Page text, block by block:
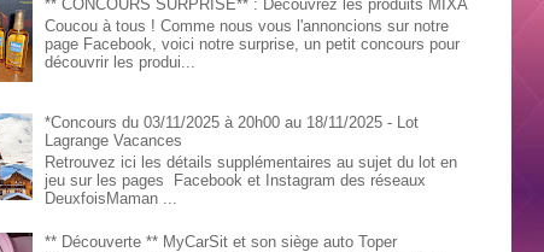
** CONCOURS SURPRISE** : Découvrez les produits MIXA
Coucou à tous ! Comme nous vous l'annoncions sur notre
page Facebook, voici notre surprise, un petit concours pour
découvrir les produi...
*Concours du 03/11/2025 à 20h00 au 18/11/2025 - Lot
Lagrange Vacances
Retrouvez ici les détails supplémentaires au sujet du lot en
jeu sur les pages Facebook et Instagram des réseaux
DeuxfoisMaman ...
** Découverte ** MyCarSit et son siège auto Toper